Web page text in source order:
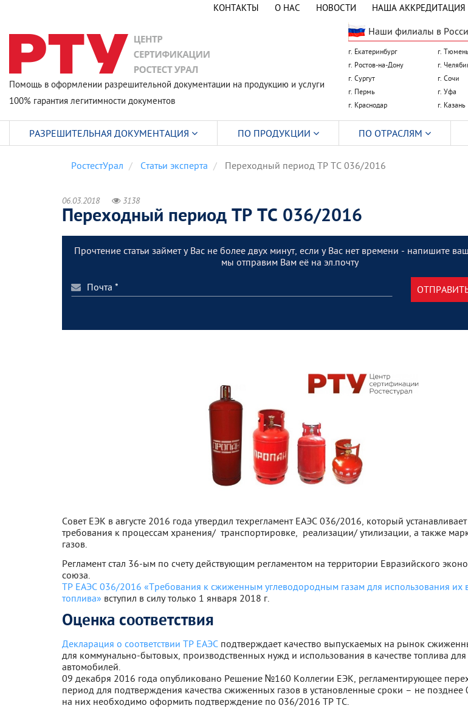
КОНТАКТЫ О НАС НОВОСТИ НАША АККРЕДИТАЦИЯ
Помощь в оформлении разрешительной документации на продукцию и услуги
100% гарантия легитимности документов
Наши филиалы в
г. Екатеринбург
г.
г. Ростов-на-Дону
г.
г. Сургут
г. Сочи
г. Пермь
г. Уфа
г. Краснодар
г. Казань
РостестУрал Статьи эксперта Переходный период ТР ТС 036/2016
06.03.2018 3138
Переходный период ТР ТС 036/2016
Прочтение статьи займет у Вас не более двух минут, если у Вас нет времени - напишите
мы отправим Вам её на эл.почту
Совет ЕЭК в августе 2016 года утвердил техрегламент ЕАЭС 036/2016, который устанавливает
требования к процессам хранения/ транспортировке, реализации/ утилизации, а также
газов.
Регламент стал 36-ым по счету действующим регламентом на территории Евразийского
союза.
ТР ЕАЭС 036/2016 «Требования к сжиженным углеводородным газам для использования их
топлива» вступил в силу только 1 января 2018 г.
Оценка соответствия
Декларация о соответствии ТР ЕАЭС подтверждает качество выпускаемых на рынок
для коммунально-бытовых, производственных нужд и использования в качестве топлива для
автомобилей.
09 декабря 2016 года опубликовано Решение №160 Коллегии ЕЭК, регламентирующее
период для подтверждения качества сжиженных газов в установленные сроки – не позднее
на них необходимо оформить подтверждение по 036/2016 ТР ТС.
РАЗРЕШИТЕЛЬНАЯ ДОКУМЕНТАЦИЯ ПО ПРОДУКЦИИ ПО ОТРАСЛЯМ